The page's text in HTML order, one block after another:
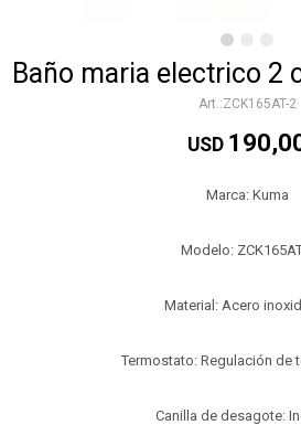
Baño maria electrico 2
ZCK165AT-2
USD
Marca: Kuma
Modelo:
Material: Acero
Termostato: Regulación de
Canilla de desagote: